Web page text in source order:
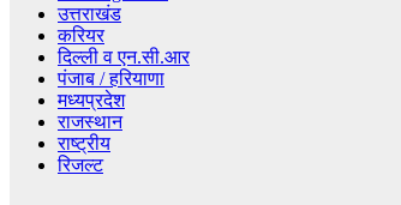
उत्तराखंड
करियर
दिल्ली व एन.सी.आर
पंजाब / हरियाणा
मध्यप्रदेश
राजस्थान
राष्ट्रीय
रिजल्ट